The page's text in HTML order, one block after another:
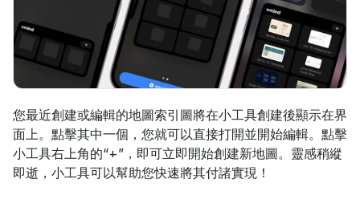
您最近創建或編輯的地圖索引圖將在小工具創建後顯示在界
面上。點擊其中一個，您就可以直接打開並開始編輯。點擊
小工具右上角的“+”，即可立即開始創建新地圖。靈感稍縱
即逝，小工具可以幫助您快速將其付諸實現！